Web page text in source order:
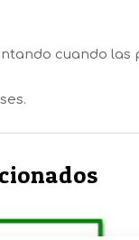
cuando las